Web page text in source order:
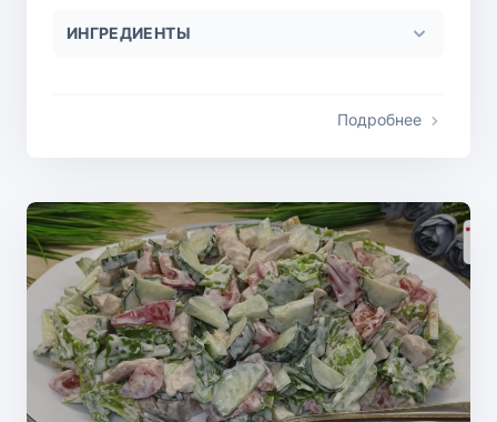
ИНГРЕДИЕНТЫ
Подробнее